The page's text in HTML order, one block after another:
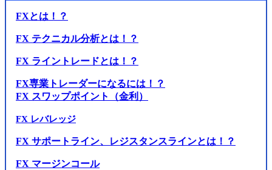
FXとは！？
FX テクニカル分析とは！？
FX ライントレードとは！？
FX専業トレーダーになるには！？
FX スワップポイント（金利）
FX レバレッジ
FX サポートライン、レジスタンスラインとは！？
FX マージンコール